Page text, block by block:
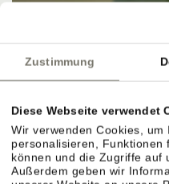
Zustimmung
Diese Webseite verwendet
Wir verwenden Cookies, um
personalisieren, Funktionen
können und die Zugriffe auf
Außerdem geben wir